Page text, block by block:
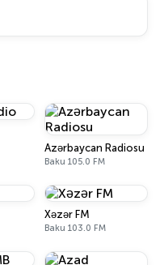
Azərbaycan Radiosu
Baku 105.0 FM
Xəzər FM
Baku 103.0 FM